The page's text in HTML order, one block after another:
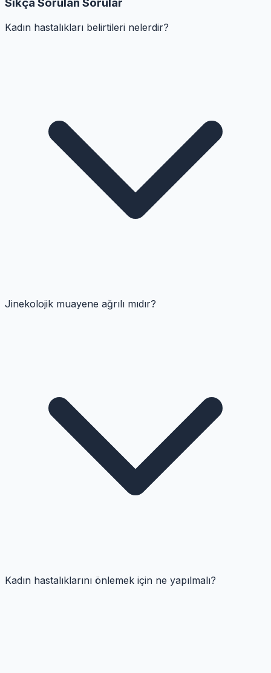
Kadın hastalıkları belirtileri nelerdir?
Jinekolojik muayene ağrılı mıdır?
Kadın hastalıklarını önlemek için ne yapılmalı?